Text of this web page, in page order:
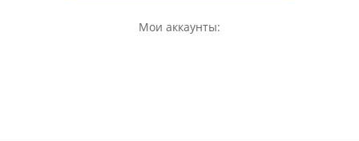
Мои аккаунты: